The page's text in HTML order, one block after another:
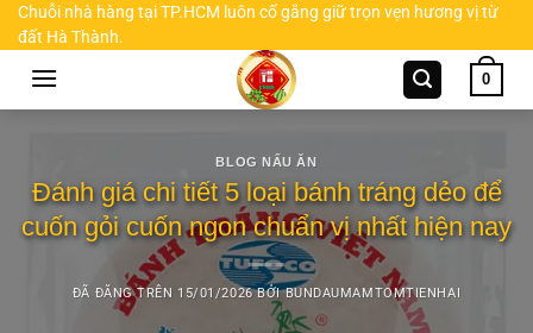
Chuyển
đến
Chuỗi nhà hàng tại TP.HCM luôn cố gắng giữ trọn vẹn hương vị từ
đất Hà Thành.
0
BLOG NẤU ĂN
Đánh giá chi tiết 5 loại bánh tráng dẻo để
cuốn gỏi cuốn ngon chuẩn vị nhất hiện nay
ĐÃ ĐĂNG TRÊN 15/01/2026 BỞIBUNDAUMAMTOMTIENHAI